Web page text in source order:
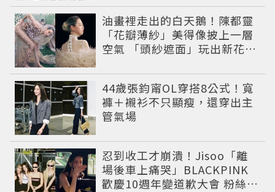
油畫裡走出的白天鵝！陳都靈
「花瓣薄紗」美得像披上一層
空氣 「頭紗遮面」玩出新花樣
44歲張鈞甯OL穿搭8公式！寬
褲＋襯衫不只顯瘦，還穿出主
管氣場
忍到收工才崩潰！Jisoo「離
場後車上痛哭」BLACKPINK
歡慶10週年變道歉大會 粉絲看